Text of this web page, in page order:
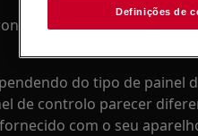
as sugestões abaixo
do tipo de painel
de controlo parecer
com o seu
Definições de